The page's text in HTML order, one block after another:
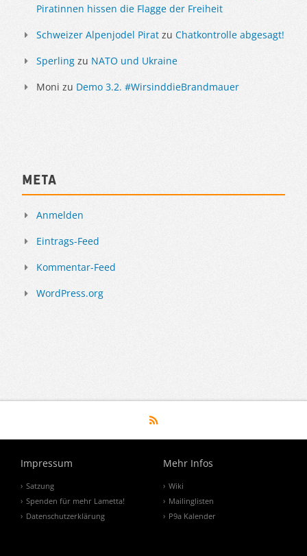
Piratinnen hissen die Flagge der Freiheit
Schweizer Alpenjodel Pirat zu Chatkontrolle abgesagt!
Sperling zu NATO und Ukraine
Moni zu Demo 3.2. #WirsinddieBrandmauer
Meta
Anmelden
Eintrags-Feed
Kommentar-Feed
WordPress.org
Impressum
Satzung
Spenden für mehr Lametta!
Datenschutzerklärung
Mehr Infos
Wiki
Mailinglisten
P9a Kalender